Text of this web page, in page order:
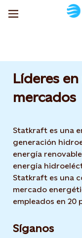
Líderes
mercados
Statkraft es una
generación
energía
energía
Statkraft es una
mercado
empleados en 20
Síganos